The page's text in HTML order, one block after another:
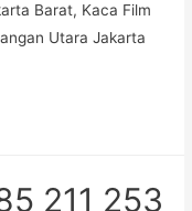
Barat, Kaca Film
Utara Jakarta
211 253